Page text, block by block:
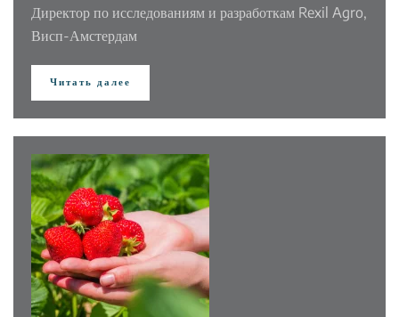
Директор по исследованиям и разработкам Rexil Agro,
Висп-Амстердам
Читать далее